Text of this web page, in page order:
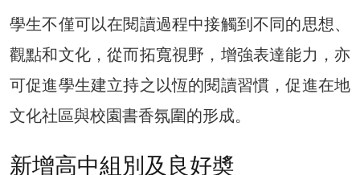
學生不僅可以在閱讀過程中接觸到不同的思想、
觀點和文化，從而拓寬視野，增強表達能力，亦
可促進學生建立持之以恆的閱讀習慣，促進在地
文化社區與校園書香氛圍的形成。
新增高中組別及良好奬